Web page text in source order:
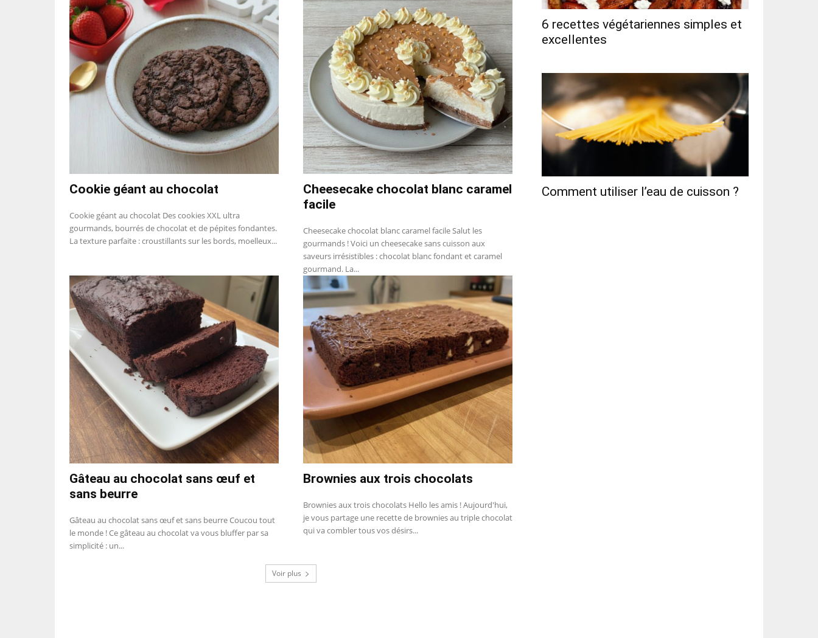
Cookie géant au chocolat
Cookie géant au chocolat Des cookies XXL ultra
gourmands, bourrés de chocolat et de pépites fondantes.
La texture parfaite : croustillants sur les bords, moelleux...
Cheesecake chocolat blanc caramel
facile
Cheesecake chocolat blanc caramel facile Salut les
gourmands ! Voici un cheesecake sans cuisson aux
saveurs irrésistibles : chocolat blanc fondant et caramel
gourmand. La...
Gâteau au chocolat sans œuf et
sans beurre
Gâteau au chocolat sans œuf et sans beurre Coucou tout
le monde ! Ce gâteau au chocolat va vous bluffer par sa
simplicité : un...
Brownies aux trois chocolats
Brownies aux trois chocolats Hello les amis ! Aujourd'hui,
je vous partage une recette de brownies au triple chocolat
qui va combler tous vos désirs...
Voir plus
6 recettes végétariennes simples et
excellentes
Comment utiliser l’eau de cuisson ?